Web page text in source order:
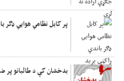
پر کابل نظامي هوایي ډګر
بدخشان کې د طالبانو